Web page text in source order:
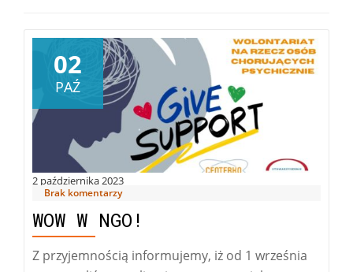
2 października 2023
02
PAŹ
Brak komentarzy
WOW W NGO!
Z przyjemnością informujemy, iż od 1 września